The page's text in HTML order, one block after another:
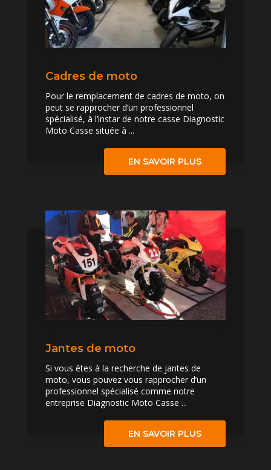
Cadres de moto
Pour le remplacement de cadres de moto, on
peut se rapprocher d’un professionnel
spécialisé, à l’instar de notre casse Diagnostic
Moto Casse située à ...
EN SAVOIR PLUS
Jantes de moto
Si vous êtes à la recherche de jantes de
moto, vous pouvez vous rapprocher d’un
professionnel spécialisé comme notre
entreprise Diagnostic Moto Casse ...
EN SAVOIR PLUS